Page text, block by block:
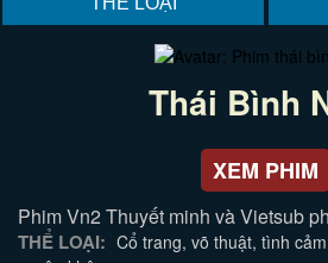
Thái Bình
XEM PHIM
Phim Vn2 Thuyết minh và Vietsub
THỂ LOẠI: Cổ trang, võ thuật, tình